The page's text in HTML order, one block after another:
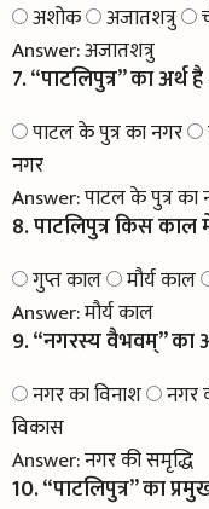
अशोक अजातशत्रु
Answer:अजातशत्रु
7. “पाटलिपुत्र” का अर्थ
पाटल के पुत्र का नगर
नगर
Answer:पाटल के पुत्र का
8. पाटलिपुत्र किस काल
गुप्त काल मौर्य काल
Answer:मौर्य काल
9. “नगरस्य वैभवम्” का
नगर का विनाश नगर
विकास
Answer:नगर की समृद्धि
10. “पाटलिपुत्र” का